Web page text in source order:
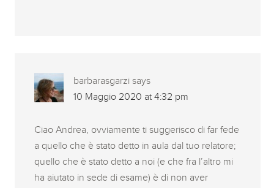
barbarasgarzi says
10 Maggio 2020 at 4:32 pm
Ciao Andrea, ovviamente ti suggerisco di far fede
a quello che è stato detto in aula dal tuo relatore;
quello che è stato detto a noi (e che fra l’altro mi
ha aiutato in sede di esame) è di non aver